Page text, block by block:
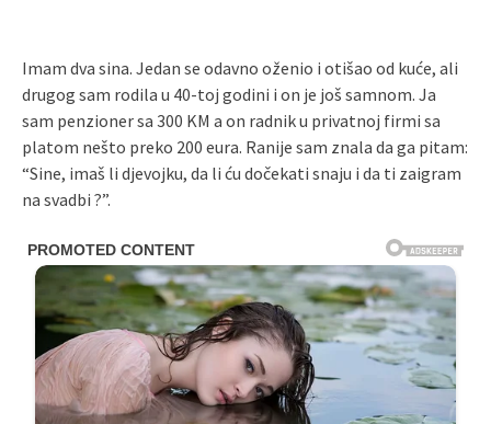
Imam dva sina. Jedan se odavno oženio i otišao od kuće, ali
drugog sam rodila u 40-toj godini i on je još samnom. Ja
sam penzioner sa 300 KM a on radnik u privatnoj firmi sa
platom nešto preko 200 eura. Ranije sam znala da ga pitam:
“Sine, imaš li djevojku, da li ću dočekati snaju i da ti zaigram
na svadbi ?”.